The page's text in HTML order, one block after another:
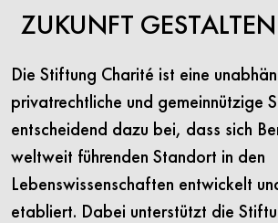
ZUKUNFT
Die Stiftung Charité ist eine
privatrechtliche und gemeinnützige
entscheidend dazu bei, dass sich
weltweit führenden Standort in den
Lebenswissenschaften entwickelt
etabliert. Dabei unterstützt die